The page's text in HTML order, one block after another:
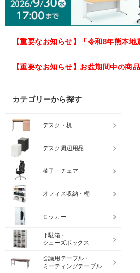
【重要なお知らせ】「令和8年熊本
【重要なお知らせ】お盆期間中の商
カテゴリーから探す
デスク・机
デスク周辺用品
椅子・チェア
オフィス収納・棚
ロッカー
下駄箱・
シューズボックス
会議用テーブル・
ミーティングテーブル